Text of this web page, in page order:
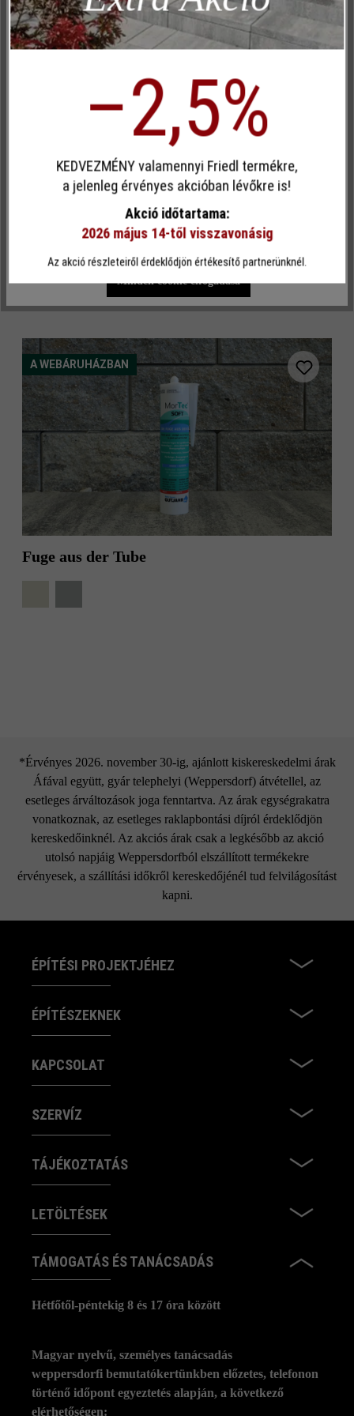
Fugahomok
A WEBÁRUHÁZBAN
Fuge aus der Tube
*Érvényes 2026. november 30-ig, ajánlott kiskereskedelmi árak
Áfával együtt, gyár telephelyi (Weppersdorf) átvétellel, az
esetleges árváltozások joga fenntartva. Az árak egységrakatra
vonatkoznak, az esetleges raklapbontási díjról érdeklődjön
kereskedőinknél. Az akciós árak csak a legkésőbb az akció
utolsó napjáig Weppersdorfból elszállított termékekre
érvényesek, a szállítási időkről kereskedőjénél tud felvilágosítást
kapni.
ÉPÍTÉSI PROJEKTJÉHEZ
ÉPÍTÉSZEKNEK
KAPCSOLAT
SZERVÍZ
TÁJÉKOZTATÁS
LETÖLTÉSEK
TÁMOGATÁS ÉS TANÁCSADÁS
Hétfőtől-péntekig 8 és 17 óra között
Magyar nyelvű, személyes tanácsadás
weppersdorfi bemutatókertünkben előzetes, telefonon
történő időpont egyeztetés alapján, a következő
elérhetőségen:
Kényelem (weboldal működése) Inaktív
Kényelem (Google Térkép) Inaktív
Egyéni cookie elfogadása
Ez a webhely cookie-kat használ, hogy a lehető legjobb
funkcionalitást kínálja Önnek...További információ
Csak funkcionális cookie elfogadása
Minden cookie elfogadása
–2,5%
KEDVEZMÉNY valamennyi Friedl termékre,
a jelenleg érvényes akcióban lévőkre is!
Akció időtartama:
2026 május 14-től visszavonásig
Az akció részleteiről érdeklődjön értékesítő partnerünknél.